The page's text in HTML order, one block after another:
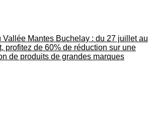
Vallée Mantes Buchelay : du 27 juillet au
profitez de 60% de réduction sur une
de produits de grandes marques